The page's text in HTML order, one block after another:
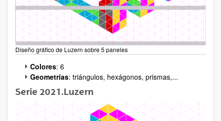
Diseño gráfico de Luzern sobre 5 paneles
Colores: 6
Geometrías: triángulos, hexágonos, prismas,...
Serie 2021.Luzern